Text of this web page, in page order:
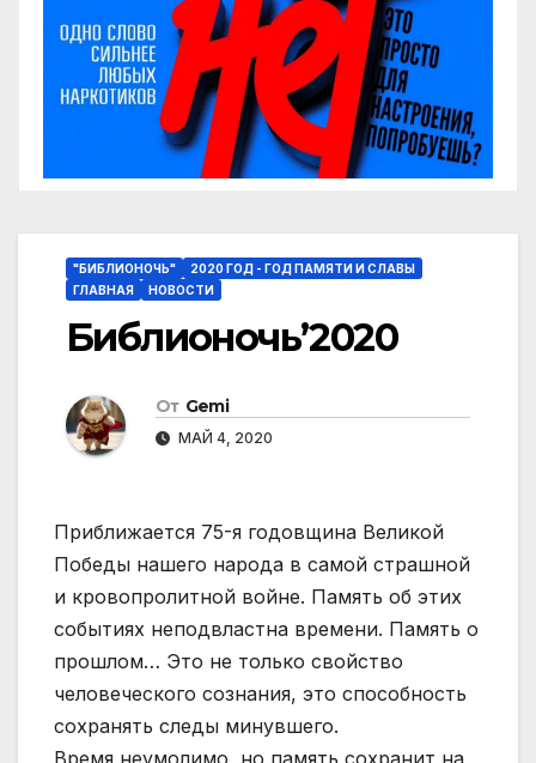
"БИБЛИОНОЧЬ"
2020 ГОД - ГОД ПАМЯТИ И СЛАВЫ
ГЛАВНАЯ
НОВОСТИ
Библионочь’2020
От Gemi
МАЙ 4, 2020
Приближается 75-я годовщина Великой
Победы нашего народа в самой страшной
и кровопролитной войне. Память об этих
событиях неподвластна времени. Память о
прошлом… Это не только свойство
человеческого сознания, это способность
сохранять следы минувшего.
Время неумолимо, но память сохранит на